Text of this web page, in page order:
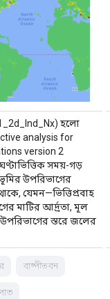
হলো
analysis for
version 2
সময়-গড়
ভূমির উপরিভাগের
যেমন—ভিত্তিপ্রবাহ
মাটির আর্দ্রতা, মূল
স্তরে জলের
বাষ্পীভবন